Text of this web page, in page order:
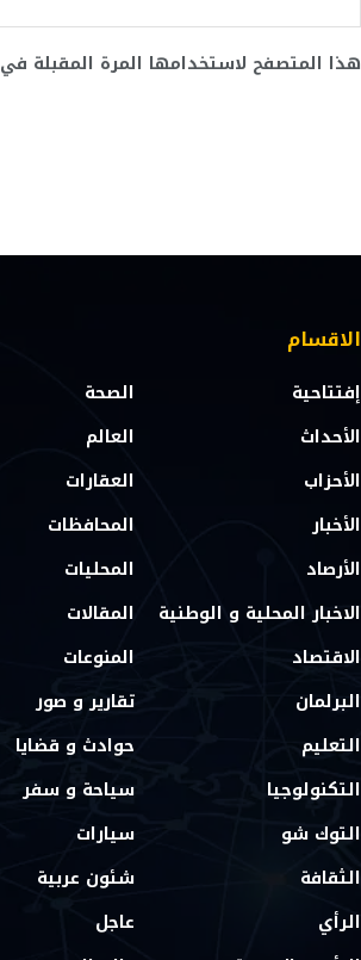
المتصفح لاستخدامها المرة المقبلة في
الاقسام
إفتتاحية
الأحداث
الأحزاب
الأخبار
الأرصاد
الاخبار المحلية و الوطنية
الاقتصاد
البرلمان
التعليم
التكنولوجيا
التوك شو
الثقافة
الرأي
الصحة
العالم
العقارات
المحافظات
المحليات
المقالات
المنوعات
تقارير و صور
حوادث و قضايا
سياحة و سفر
سيارات
شئون عربية
عاجل